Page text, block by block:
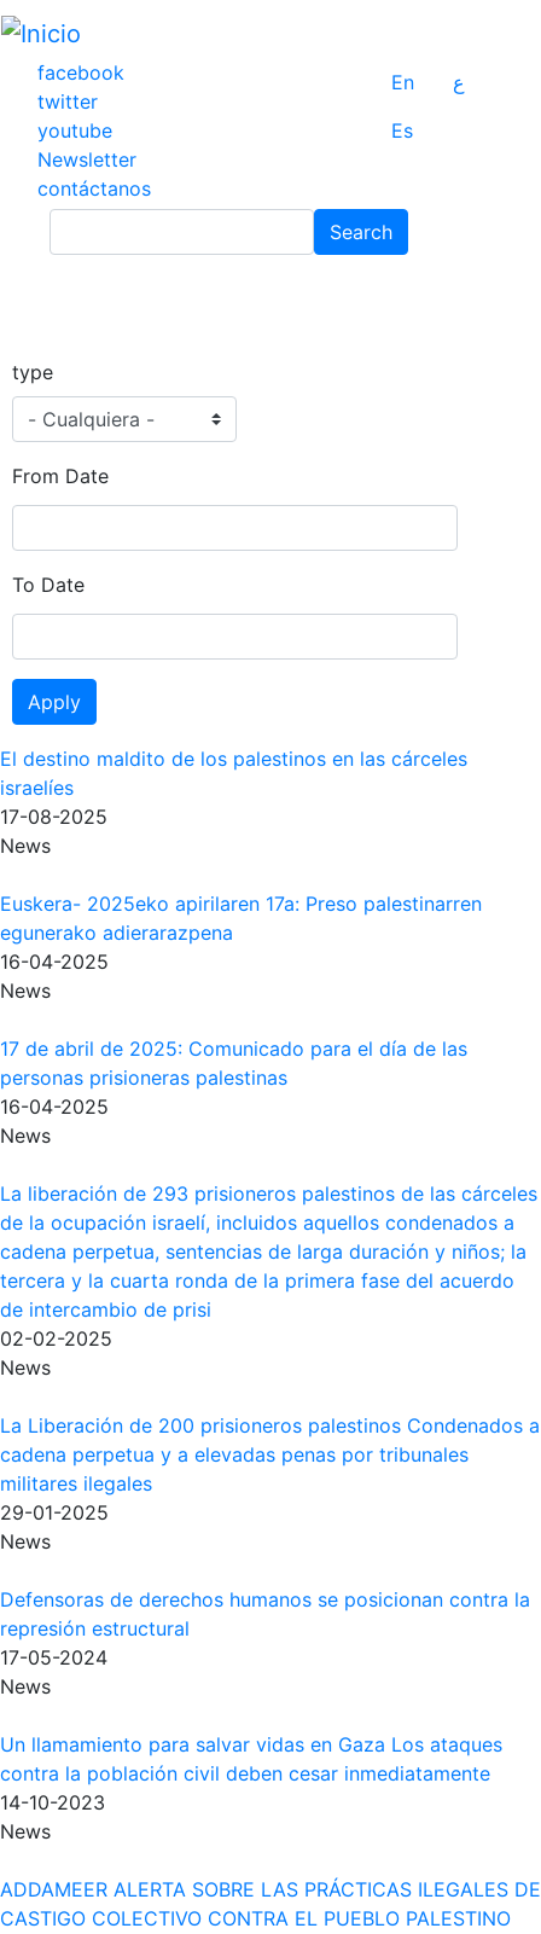
Pasar
contenido
principal
facebook
twitter
youtube
Newsletter
contáctanos
En
ع
Es
Search
type
From Date
To Date
Apply
El destino maldito de los palestinos en las cárceles
israelíes
17-08-2025
News
Euskera- 2025eko apirilaren 17a: Preso palestinarren
egunerako adierarazpena
16-04-2025
News
17 de abril de 2025: Comunicado para el día de las
personas prisioneras palestinas
16-04-2025
News
La liberación de 293 prisioneros palestinos de las cárceles
de la ocupación israelí, incluidos aquellos condenados a
cadena perpetua, sentencias de larga duración y niños; la
tercera y la cuarta ronda de la primera fase del acuerdo
de intercambio de prisi
02-02-2025
News
La Liberación de 200 prisioneros palestinos Condenados a
cadena perpetua y a elevadas penas por tribunales
militares ilegales
29-01-2025
News
Defensoras de derechos humanos se posicionan contra la
represión estructural
17-05-2024
News
Un llamamiento para salvar vidas en Gaza Los ataques
contra la población civil deben cesar inmediatamente
14-10-2023
News
ADDAMEER ALERTA SOBRE LAS PRÁCTICAS ILEGALES DE
CASTIGO COLECTIVO CONTRA EL PUEBLO PALESTINO